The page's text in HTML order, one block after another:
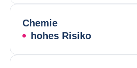
Chemie
hohes Risiko